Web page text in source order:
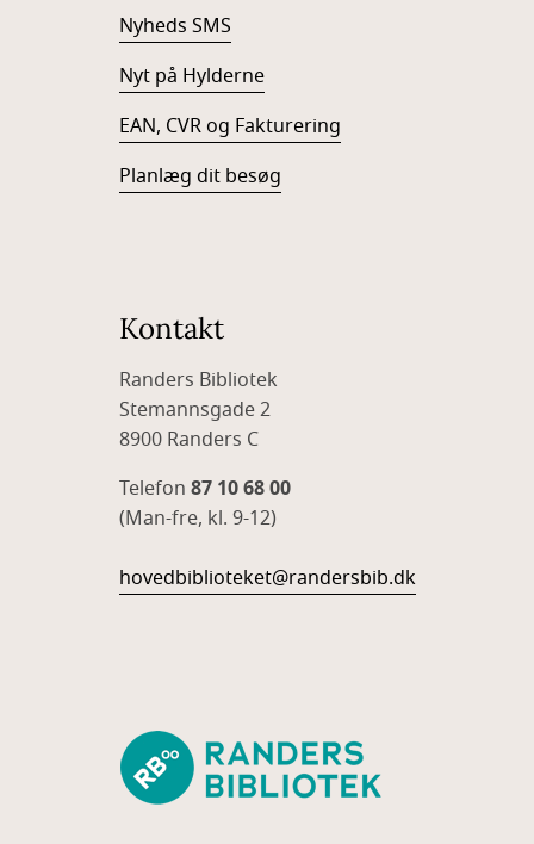
Nyheds SMS
Nyt på Hylderne
EAN, CVR og Fakturering
Planlæg dit besøg
Kontakt
Randers Bibliotek
Stemannsgade 2
8900 Randers C
Telefon 87 10 68 00
(Man-fre, kl. 9-12)
hovedbiblioteket@randersbib.dk